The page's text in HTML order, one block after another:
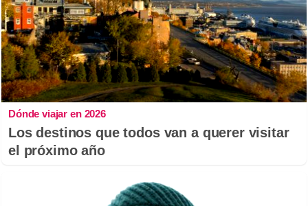
Dónde viajar en 2026
Los destinos que todos van a querer visitar
el próximo año